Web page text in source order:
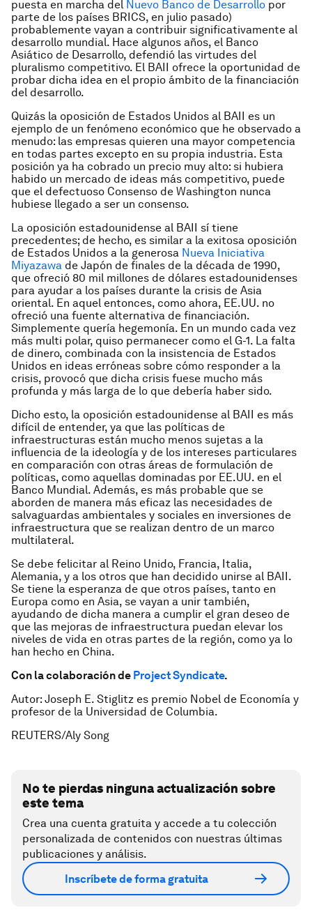
puesta en marcha del Nuevo Banco de Desarrollo por
parte de los países BRICS, en julio pasado)
probablemente vayan a contribuir significativamente al
desarrollo mundial. Hace algunos años, el Banco
Asiático de Desarrollo, defendió las virtudes del
pluralismo competitivo. El BAII ofrece la oportunidad de
probar dicha idea en el propio ámbito de la financiación
del desarrollo.
Quizás la oposición de Estados Unidos al BAII es un
ejemplo de un fenómeno económico que he observado a
menudo: las empresas quieren una mayor competencia
en todas partes excepto en su propia industria. Esta
posición ya ha cobrado un precio muy alto: si hubiera
habido un mercado de ideas más competitivo, puede
que el defectuoso Consenso de Washington nunca
hubiese llegado a ser un consenso.
La oposición estadounidense al BAII sí tiene
precedentes; de hecho, es similar a la exitosa oposición
de Estados Unidos a la generosa Nueva Iniciativa
Miyazawa de Japón de finales de la década de 1990,
que ofreció 80 mil millones de dólares estadounidenses
para ayudar a los países durante la crisis de Asia
oriental. En aquel entonces, como ahora, EE.UU. no
ofreció una fuente alternativa de financiación.
Simplemente quería hegemonía. En un mundo cada vez
más multi polar, quiso permanecer como el G-1. La falta
de dinero, combinada con la insistencia de Estados
Unidos en ideas erróneas sobre cómo responder a la
crisis, provocó que dicha crisis fuese mucho más
profunda y más larga de lo que debería haber sido.
Dicho esto, la oposición estadounidense al BAII es más
difícil de entender, ya que las políticas de
infraestructuras están mucho menos sujetas a la
influencia de la ideología y de los intereses particulares
en comparación con otras áreas de formulación de
políticas, como aquellas dominadas por EE.UU. en el
Banco Mundial. Además, es más probable que se
aborden de manera más eficaz las necesidades de
salvaguardas ambientales y sociales en inversiones de
infraestructura que se realizan dentro de un marco
multilateral.
Se debe felicitar al Reino Unido, Francia, Italia,
Alemania, y a los otros que han decidido unirse al BAII.
Se tiene la esperanza de que otros países, tanto en
Europa como en Asia, se vayan a unir también,
ayudando de dicha manera a cumplir el gran deseo de
que las mejoras de infraestructura puedan elevar los
niveles de vida en otras partes de la región, como ya lo
han hecho en China.
Con la colaboración de Project Syndicate.
Autor: Joseph E. Stiglitz es premio Nobel de Economía y
profesor de la Universidad de Columbia.
REUTERS/Aly Song
No te pierdas ninguna actualización sobre
este tema
Crea una cuenta gratuita y accede a tu colección
personalizada de contenidos con nuestras últimas
publicaciones y análisis.
Inscríbete de forma gratuita